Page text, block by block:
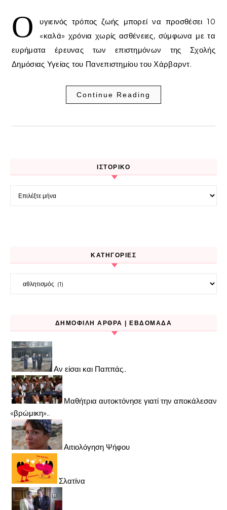
Ο
υγιεινός τρόπος ζωής μπορεί να προσθέσει 10
«καλά» χρόνια χωρίς ασθένειες, σύμφωνα με τα
ευρήματα έρευνας των επιστημόνων της Σχολής
Δημόσιας Υγείας του Πανεπιστημίου του Χάρβαρντ.
Continue Reading
ΙΣΤΟΡΙΚΌ
Ιστορικό
KΑΤΗΓΟΡΊΕΣ
ΔΗΜΟΦΙΛΉ ΆΡΘΡΑ | ΕΒΔΟΜΆΔΑ
Αν είσαι και Παππάς..
Μαθήτρια αυτοκτόνησε γιατί την αποκάλεσαν
«βρώμικη»..
Αιτιολόγηση Ψήφου
Σλατίνα